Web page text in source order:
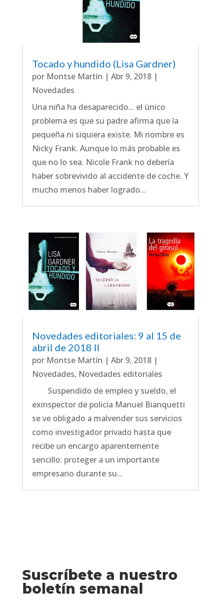
Tocado y hundido (Lisa Gardner)
por Montse Martín | Abr 9, 2018|
Novedades
Una niña ha desaparecido... el único
problema es que su padre afirma que la
pequeña ni siquiera existe. Mi nombre es
Nicky Frank. Aunque lo más probable es
que no lo sea. Nicole Frank no debería
haber sobrevivido al accidente de coche. Y
mucho menos haber logrado...
Novedades editoriales: 9 al 15 de
abril de 2018 II
por Montse Martín | Abr 9, 2018|
Novedades, Novedades editoriales
Suspendido de empleo y sueldo, el
exinspector de policía Manuel Bianquetti
se ve obligado a malvender sus servicios
como investigador privado hasta que
recibe un encargo aparentemente
sencillo: proteger a un importante
empresario durante su...
Suscríbete a nuestro
boletín semanal